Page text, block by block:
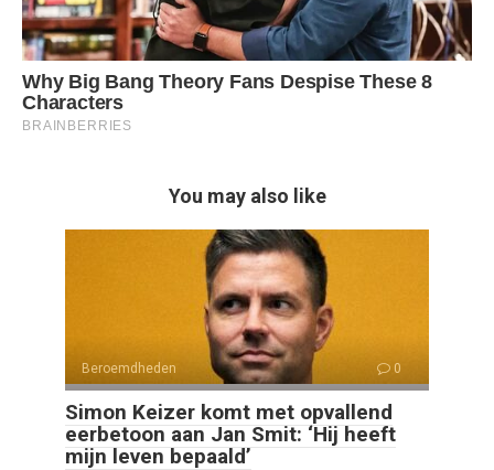
You may also like
Beroemdheden 0
Simon Keizer komt met opvallend
eerbetoon aan Jan Smit: ‘Hij heeft
mijn leven bepaald’